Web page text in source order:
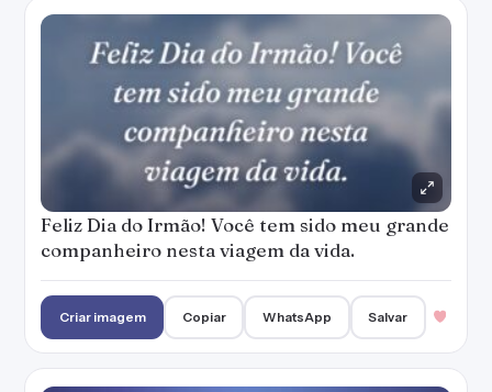
Feliz Dia do Irmão! Você tem sido meu grande
companheiro nesta viagem da vida.
Criar imagem Copiar WhatsApp Salvar